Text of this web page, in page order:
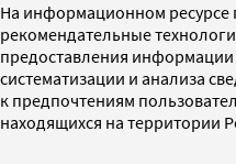
На информационном ресурсе
рекомендательные
предоставления информации
систематизации и анализа
к предпочтениям
находящихся на территории